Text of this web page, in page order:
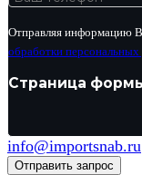
Отправляя информацию
обработки
Страница
info@importsnab.ru
Отправить запрос